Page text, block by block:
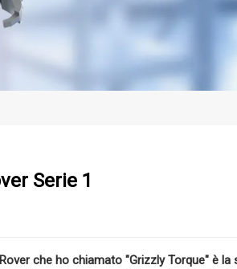
Serie 1
che ho chiamato "Grizzly Torque" è